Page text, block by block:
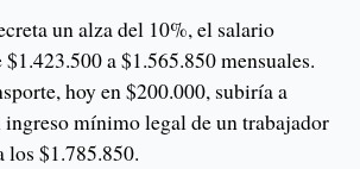
un alza del 10%, el salario
a $1.565.850 mensuales.
hoy en $200.000, subiría a
mínimo legal de un trabajador
$1.785.850.